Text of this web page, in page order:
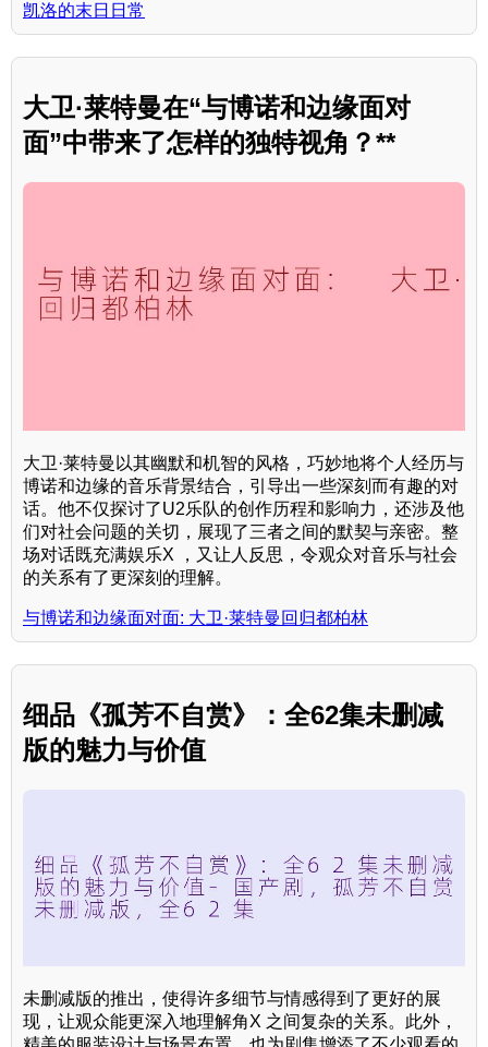
凯洛的末日日常
大卫·莱特曼在“与博诺和边缘面对
面”中带来了怎样的独特视角？**
大卫·莱特曼以其幽默和机智的风格，巧妙地将个人经历与
博诺和边缘的音乐背景结合，引导出一些深刻而有趣的对
话。他不仅探讨了U2乐队的创作历程和影响力，还涉及他
们对社会问题的关切，展现了三者之间的默契与亲密。整
场对话既充满娱乐X ，又让人反思，令观众对音乐与社会
的关系有了更深刻的理解。
与博诺和边缘面对面: 大卫·莱特曼回归都柏林
细品《孤芳不自赏》：全62集未删减
版的魅力与价值
未删减版的推出，使得许多细节与情感得到了更好的展
现，让观众能更深入地理解角X 之间复杂的关系。此外，